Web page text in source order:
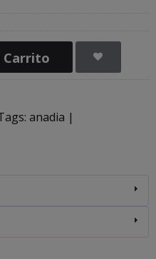
Carrito
anadia |